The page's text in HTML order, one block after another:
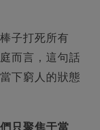
子打死所有
而言，這句話
下窮人的狀態
只聚焦于當